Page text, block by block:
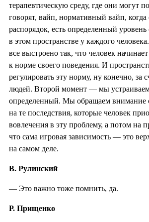
терапевтическую среду, где они могут
говорят, вайп, нормативный вайп, когда
распорядок, есть определенный уровень
в этом пространстве у каждого
все выстроено так, что человек
к норме своего поведения. И
регулировать эту норму, ну конечно, за
людей. Второй момент — мы
определенный. Мы обращаем внимание
на те последствия, которые человек
вовлечения в эту проблему, а потом на
что сама игровая зависимость — это
на самом деле.
В. Рулинский
— Это важно тоже помнить, да.
Р. Прищенко